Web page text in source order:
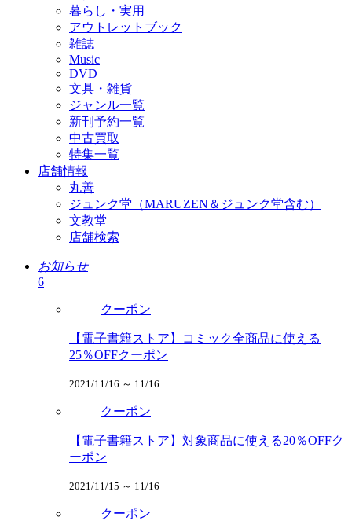
暮らし・実用
アウトレットブック
雑誌
Music
DVD
文具・雑貨
ジャンル一覧
新刊予約一覧
中古買取
特集一覧
店舗情報
丸善
ジュンク堂（MARUZEN＆ジュンク堂含む）
文教堂
店舗検索
お知らせ
6
クーポン
【電子書籍ストア】コミック全商品に使える
25％OFFクーポン
2021/11/16 ～ 11/16
クーポン
【電子書籍ストア】対象商品に使える20％OFFク
ーポン
2021/11/15 ～ 11/16
クーポン